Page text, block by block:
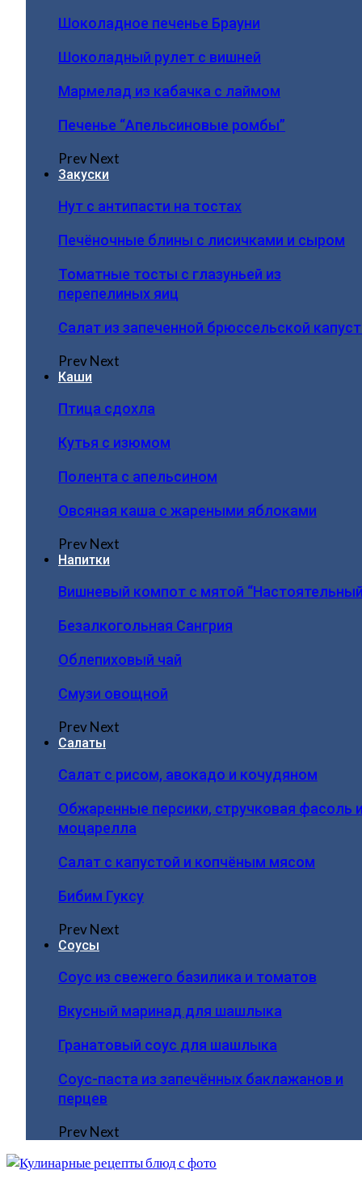
Шоколадное печенье Брауни
Шоколадный рулет с вишней
Мармелад из кабачка с лаймом
Печенье “Апельсиновые ромбы”
PrevNext
Закуски
Нут с антипасти на тостах
Печёночные блины с лисичками и сыром
Томатные тосты с глазуньей из
перепелиных яиц
Салат из запеченной брюссельской
PrevNext
Каши
Птица сдохла
Кутья с изюмом
Полента с апельсином
Овсяная каша с жареными яблоками
PrevNext
Напитки
Вишневый компот с мятой
Безалкогольная Сангрия
Облепиховый чай
Смузи овощной
PrevNext
Салаты
Салат с рисом, авокадо и кочудяном
Обжаренные персики, стручковая фасоль
моцарелла
Салат с капустой и копчёным мясом
Бибим Гуксу
PrevNext
Соусы
Соус из свежего базилика и томатов
Вкусный маринад для шашлыка
Гранатовый соус для шашлыка
Соус-паста из запечённых баклажанов и
перцев
PrevNext